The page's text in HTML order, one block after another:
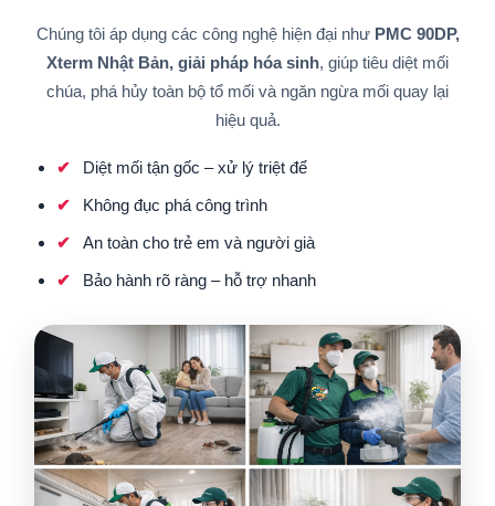
Chúng tôi áp dụng các công nghệ hiện đại như PMC 90DP,
Xterm Nhật Bản, giải pháp hóa sinh, giúp tiêu diệt mối
chúa, phá hủy toàn bộ tổ mối và ngăn ngừa mối quay lại
hiệu quả.
Diệt mối tận gốc – xử lý triệt để
Không đục phá công trình
An toàn cho trẻ em và người già
Bảo hành rõ ràng – hỗ trợ nhanh